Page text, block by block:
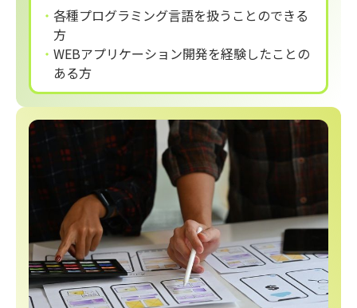
各種プログラミング言語を扱うことのできる
方
WEBアプリケーション開発を経験したことの
ある方